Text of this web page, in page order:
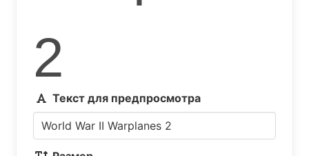
2
Текст для предпросмотра